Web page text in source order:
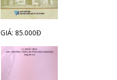
GIÁ: 85.000Đ